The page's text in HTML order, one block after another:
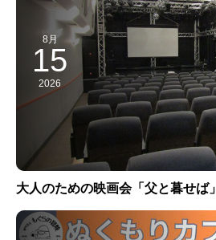
8月
15
2026
大人のための映画会「父と暮せば」